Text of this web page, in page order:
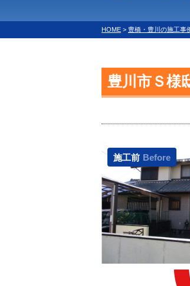
HOME > 豊橋・豊川の施工事
豊川市Ｓ
施工前 Before